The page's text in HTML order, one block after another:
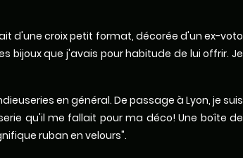
d'une croix petit format, décorée d'un ex-voto
bijoux que j'avais pour habitude de lui offrir. Je
en général. De passage à Lyon, je suis
qu'il me fallait pour ma déco! Une boîte de
ruban en velours".